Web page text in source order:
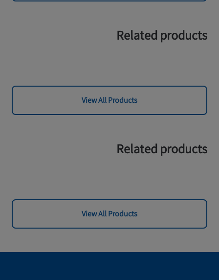
Related products
View All Products
Related products
View All Products